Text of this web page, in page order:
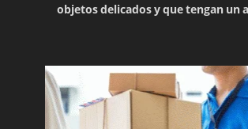
objetos delicadosy que tengan un